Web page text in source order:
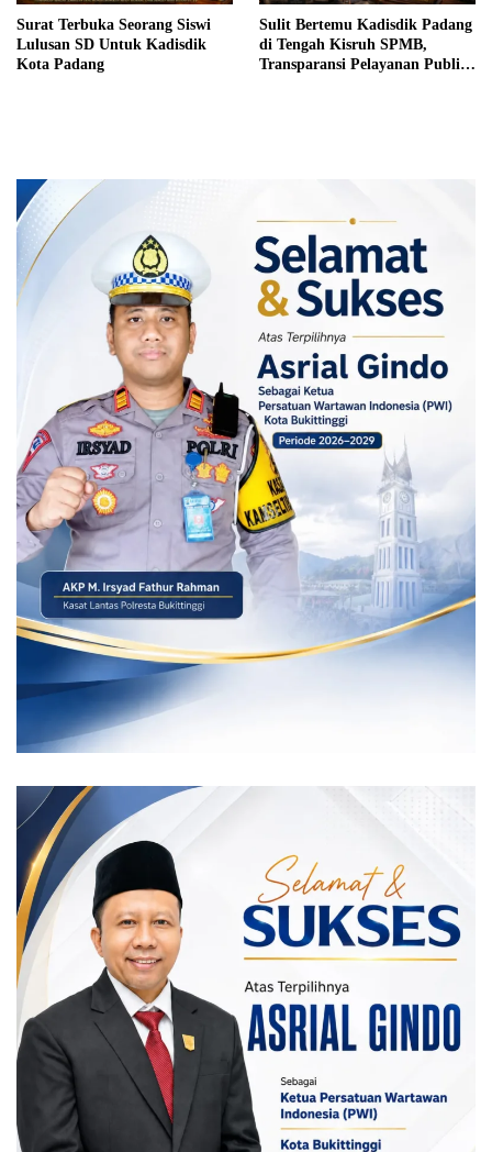
Surat Terbuka Seorang Siswi
Lulusan SD Untuk Kadisdik
Kota Padang
Sulit Bertemu Kadisdik Padang
di Tengah Kisruh SPMB,
Transparansi Pelayanan Publik